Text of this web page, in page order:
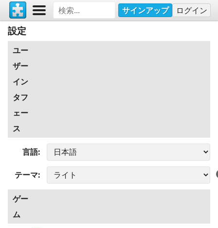
サインアップ ログイン
設定
ユー
ザー
イン
タフ
ェー
ス
言語
テーマ
ゲー
ム